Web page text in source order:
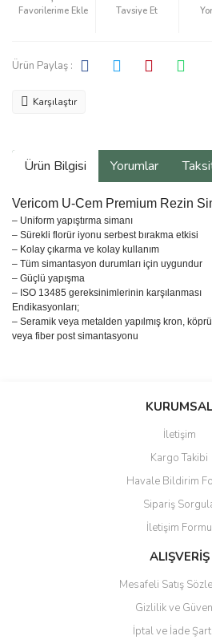
Tavsiye Et
Ürün Paylaş :
Karşılaştır
Ürün Bilgisi Yorumlar
Vericom U-Cem Premium Rezin
– Uniform yapıştırma simanı
– Sürekli florür iyonu serbest bırakma etkisi
– Kolay çıkarma ve kolay kullanım
– Tüm simantasyon durumları için uygundur
– Güçlü yapışma
– ISO 13485 gereksinimlerinin karşılanması
Endikasyonları;
– Seramik veya metalden yapılmış kron,
veya fiber post simantasyonu
Bu ürüne ilk yorumu
Ürün resmi kalitesiz, bozuk veya
Ürün açıklamasında eksik bilgiler
Ürün bilgilerinde hatalar bulunuyor.
Ürün fiyatı diğer sitelerden daha
Bu ürüne benzer farklı alternatifler
KURUMSAL
İletişim
Kargo Takibi
Havale Bildirim
Sipariş
İletişim Formu
ALIŞVERİŞ
Mesafeli Satış
Gizlilik ve
İptal ve İade